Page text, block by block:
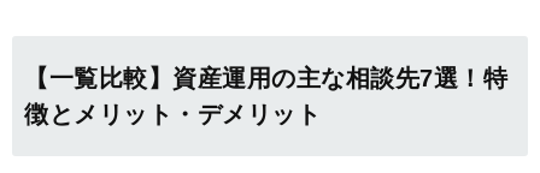
【一覧比較】資産運用の主な相談先7選！特
徴とメリット・デメリット